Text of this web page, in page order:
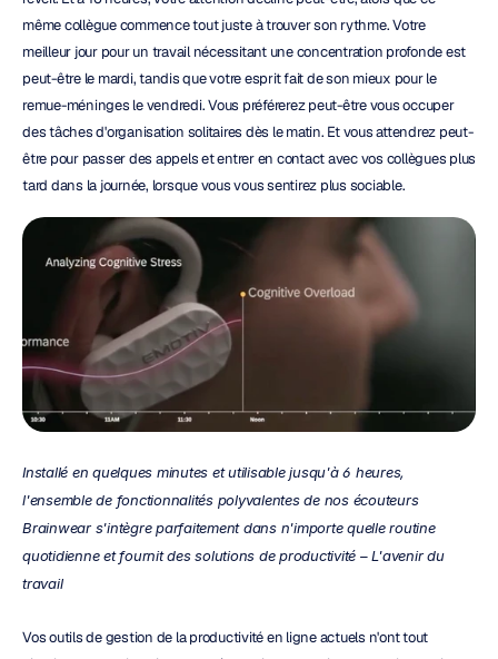
même collègue commence tout juste à trouver son rythme. Votre
meilleur jour pour un travail nécessitant une concentration profonde est
peut-être le mardi, tandis que votre esprit fait de son mieux pour le
remue-méninges le vendredi. Vous préférerez peut-être vous occuper
des tâches d'organisation solitaires dès le matin. Et vous attendrez peut-
être pour passer des appels et entrer en contact avec vos collègues plus
tard dans la journée, lorsque vous vous sentirez plus sociable.
Installé en quelques minutes et utilisable jusqu'à 6 heures,
l'ensemble de fonctionnalités polyvalentes de nos écouteurs
Brainwear s'intègre parfaitement dans n'importe quelle routine
quotidienne et fournit des solutions de productivité – L'avenir du
travail
Vos outils de gestion de la productivité en ligne actuels n'ont tout